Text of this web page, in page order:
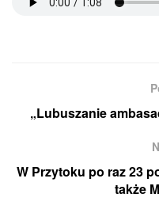
„Lubuszanie
W Przytoku po raz 23
także